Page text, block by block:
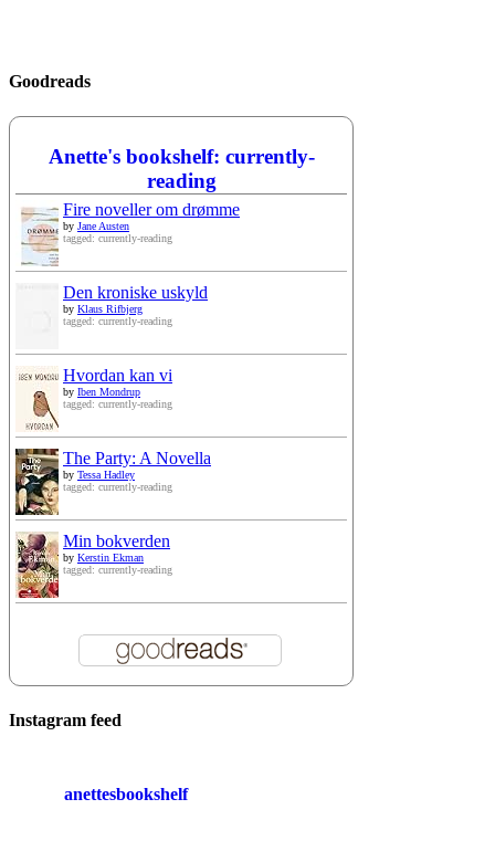
Goodreads
Anette's bookshelf: currently-
reading
Fire noveller om drømme
by Jane Austen
tagged: currently-reading
Den kroniske uskyld
by Klaus Rifbjerg
tagged: currently-reading
Hvordan kan vi
by Iben Mondrup
tagged: currently-reading
The Party: A Novella
by Tessa Hadley
tagged: currently-reading
Min bokverden
by Kerstin Ekman
tagged: currently-reading
Instagram feed
anettesbookshelf